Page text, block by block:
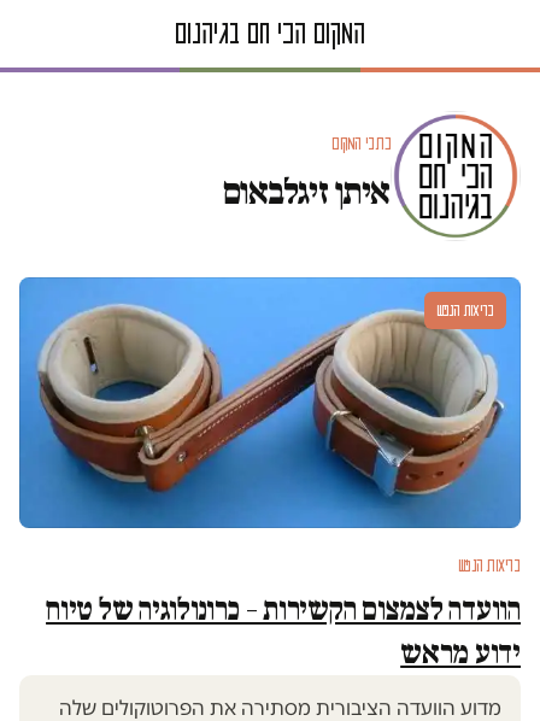
כתבי המקום
איתן זיגלבאום
בריאות הנפש
בריאות הנפש
הוועדה לצמצום הקשירות – כרונולוגיה של טיוח
ידוע מראש
מדוע הוועדה הציבורית מסתירה את הפרוטוקולים שלה